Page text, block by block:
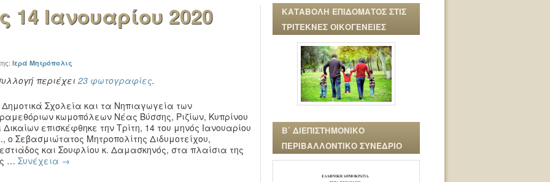
14 Ιανουαρίου 2020
Ιερά Μητρόπολις
περιέχει 23 φωτογραφίες.
Σχολεία και τα Νηπιαγωγεία των
κωμοπόλεων Νέας Βύσσης, Ριζίων, Κυπρίνου
Δικαίων επισκέφθηκε την Τρίτη, 14 του μηνός Ιανουαρίου
ο Σεβασμιώτατος Μητροπολίτης Διδυμοτείχου,
και Σουφλίου κ. Δαμασκηνός, στα πλαίσια της
… Συνέχεια →
ΚΑΤΑΒΟΛΗ ΕΠΙΔΟΜΑΤΟΣ ΣΤΙΣ
ΤΡΙΤΕΚΝΕΣ ΟΙΚΟΓΕΝΕΙΕΣ
Β΄ ΔΙΕΠΙΣΤΗΜΟΝΙΚΟ
ΠΕΡΙΒΑΛΛΟΝΤΙΚΟ ΣΥΝΕΔΡΙΟ